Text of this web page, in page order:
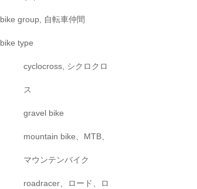
bike group, 自転車仲間
bike type
cyclocross, シクロクロ
ス
gravel bike
mountain bike、MTB、
マウンテンバイク
roadracer、ロード、ロ